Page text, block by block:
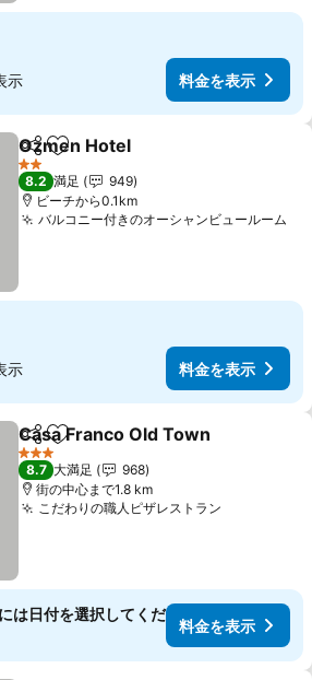
示 料金を表示
シェアお気に入りに追加
Ozmen Hotel
2 ホテルのランク
8.2 満足
949
ビーチから0.1km
バルコニー付きのオーシャンビュールーム
示 料金を表示
シェアお気に入りに追加
Casa Franco Old Town
3 ホテルのランク
8.7 大満足
968
街の中心まで1.8 km
こだわりの職人ピザレストラン
は日付を選択してくだ
料金を表示